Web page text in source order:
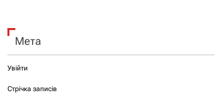
Мета
Увійти
Стрічка записів